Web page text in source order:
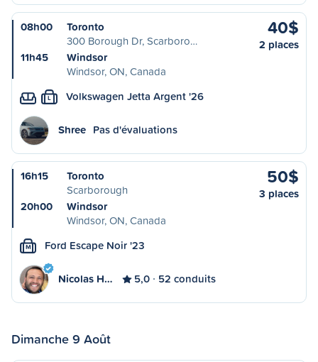
08h00
Toronto
300 Borough Dr, Scarboro…
11h45
Windsor
Windsor, ON, Canada
40$
2 places
L Volkswagen Jetta Argent '26
Shree Pas d'évaluations
16h15
Toronto
Scarborough
20h00
Windsor
Windsor, ON, Canada
50$
3 places
M Ford Escape Noir '23
Nicolas H… 5,0 52 conduits
Dimanche 9 Août